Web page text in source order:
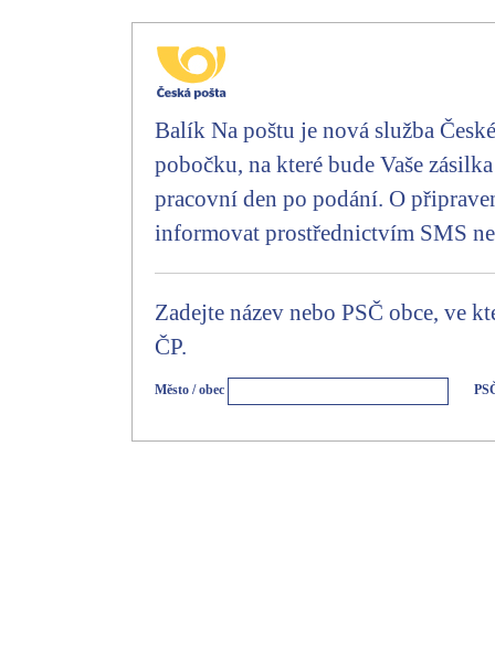
Balík Na poštu je nová služba
pobočku, na které bude Vaše
pracovní den po podání. O
informovat prostřednictvím SMS
Zadejte název nebo PSČ obce, ve
ČP.
Město / obec